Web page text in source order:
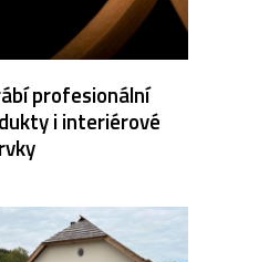
profesionální
i interiérové